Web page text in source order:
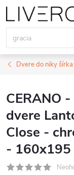
Prejsť
na
obsah
Dvere do niky
CERANO
dvere
Close -
- 160x195